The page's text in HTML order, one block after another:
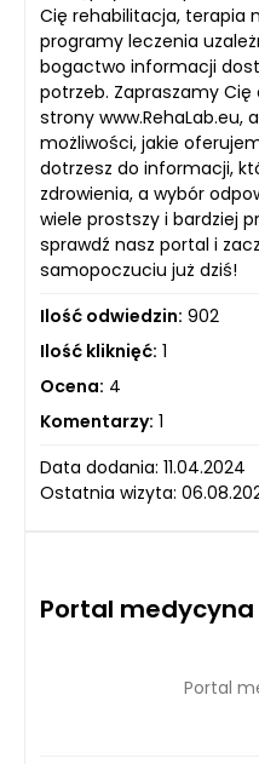
Cię rehabilitacja, terapia
programy leczenia
bogactwo informacji
potrzeb. Zapraszamy
strony www.RehaLab.eu,
możliwości, jakie
dotrzesz do informacji,
zdrowienia, a wybór
wiele prostszy i bardziej
sprawdź nasz portal i
samopoczuciu już dziś!
Ilość odwiedzin: 902
Ilość kliknięć: 1
Ocena: 4
Komentarzy: 1
Data dodania: 11.04.2024
Ostatnia wizyta:
Portal
Portal